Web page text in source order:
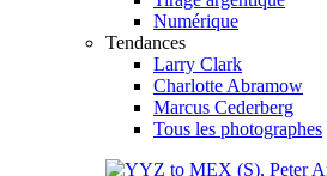
Numérique
Tendances
Larry Clark
Charlotte Abramow
Marcus Cederberg
Tous les photographes